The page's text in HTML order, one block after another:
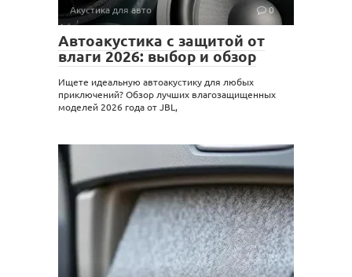
Акустика для авто 0
Автоакустика с защитой от
влаги 2026: выбор и обзор
Ищете идеальную автоакустику для любых
приключений? Обзор лучших влагозащищенных
моделей 2026 года от JBL,